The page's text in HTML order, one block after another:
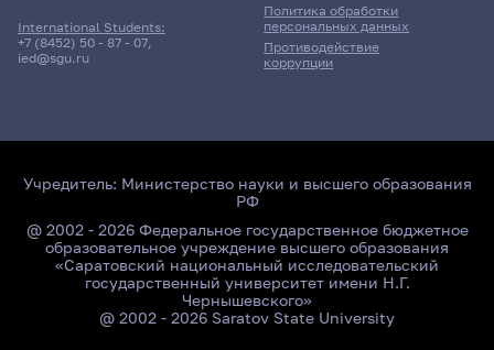
International Students:
+7 (8452) 50 - 87 - 07,
ied@sgu.ru
Политика обработки
персональных данных
Противодействие
коррупции
Учредитель: Министерство науки и высшего образования
РФ
@ 2002 - 2026 Федеральное государственное бюджетное
образовательное учреждение высшего образования
«Саратовский национальный исследовательский
государственный университет имени Н.Г.
Чернышевского»
@ 2002 - 2026 Saratov State University